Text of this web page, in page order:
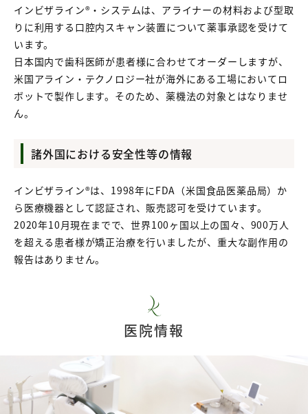
インビザライン®・システムは、アライナーの材料および型取
りに利用する口腔内スキャン装置について薬事承認を受けて
います。
日本国内で歯科医師が患者様に合わせてオーダーしますが、
米国アライン・テクノロジー社が海外にある工場においてロ
ボットで製作します。そのため、薬機法の対象とはなりませ
ん。
諸外国における安全性等の情報
インビザライン®は、1998年にFDA（米国食品医薬品局）か
ら医療機器として認証され、販売認可を受けています。
2020年10月現在までで、世界100ヶ国以上の国々、900万人
を超える患者様が矯正治療を行いましたが、重大な副作用の
報告はありません。
医院情報